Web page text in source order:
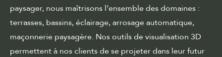
paysager, nous maîtrisons l’ensemble des domaines :
terrasses, bassins, éclairage, arrosage automatique,
maçonnerie paysagère. Nos outils de visualisation 3D
permettent à nos clients de se projeter dans leur futur